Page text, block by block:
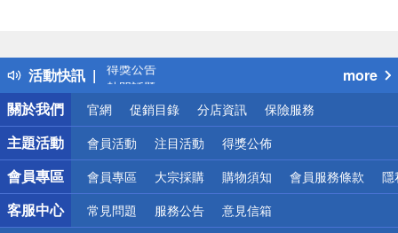
活動快訊
得獎公告
熱門話題
銀行優惠
偏遠地區配送
詐騙網頁！請小心！
more
關於我們
官網 促銷目錄 分店資訊 保險服務
主題活動 會員活動 注目活動 得獎公佈
會員專區 會員專區 大宗採購 購物須知 會員服務條款 隱
客服中心 常見問題 服務公告 意見信箱